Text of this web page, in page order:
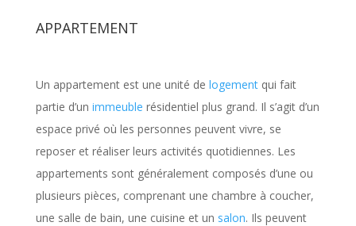
APPARTEMENT
Un appartement est une unité de logementqui fait
partie d’un immeuble résidentiel plus grand. Il s’agit d’un
espace privé où les personnes peuvent vivre, se
reposer et réaliser leurs activités quotidiennes. Les
appartements sont généralement composés d’une ou
plusieurs pièces, comprenant une chambre à coucher,
une salle de bain, une cuisine et un salon. Ils peuvent